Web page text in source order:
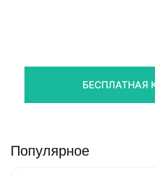
БЕСПЛАТНАЯ
Популярное